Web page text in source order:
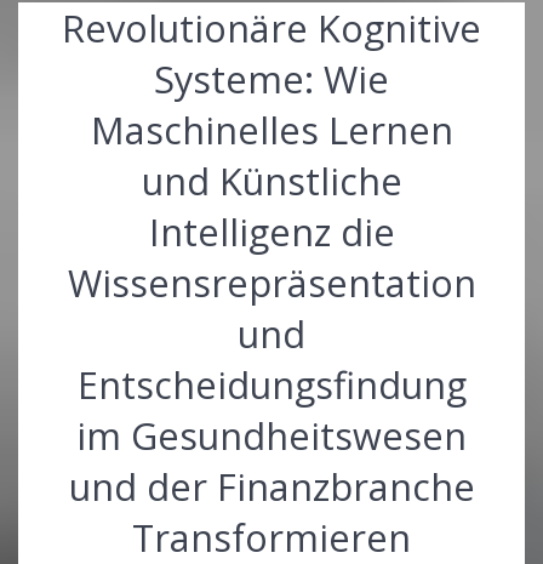
Revolutionäre Kognitive
Systeme: Wie
Maschinelles Lernen
und Künstliche
Intelligenz die
Wissensrepräsentation
und
Entscheidungsfindung
im Gesundheitswesen
und der Finanzbranche
Transformieren